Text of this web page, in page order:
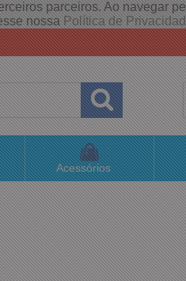
parceiros. Ao navegar
nossaPolítica de
(48) 3658-4820
(48)996063435
sac@lojaconceitom.com.br
Atendimento Online
Acessórios